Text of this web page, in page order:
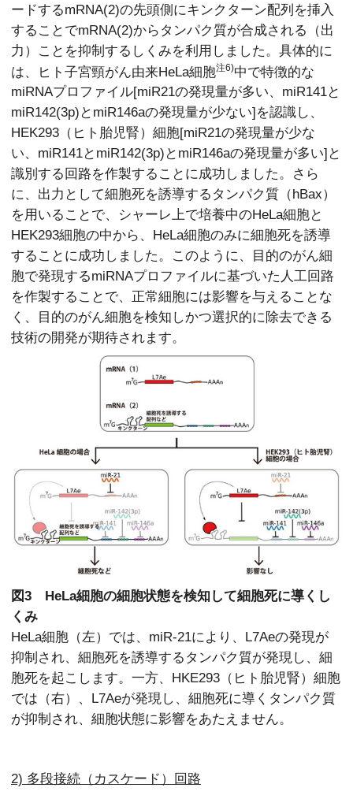
ードするmRNA(2)の先頭側にキンクターン配列を挿入
することでmRNA(2)からタンパク質が合成される（出
力）ことを抑制するしくみを利用しました。具体的に
は、ヒト子宮頸がん由来HeLa細胞注6)中で特徴的な
miRNAプロファイル[miR21の発現量が多い、miR141と
miR142(3p)とmiR146aの発現量が少ない]を認識し、
HEK293（ヒト胎児腎）細胞[miR21の発現量が少な
い、miR141とmiR142(3p)とmiR146aの発現量が多い]と
識別する回路を作製することに成功しました。さら
に、出力として細胞死を誘導するタンパク質（hBax）
を用いることで、シャーレ上で培養中のHeLa細胞と
HEK293細胞の中から、HeLa細胞のみに細胞死を誘導
することに成功しました。このように、目的のがん細
胞で発現するmiRNAプロファイルに基づいた人工回路
を作製することで、正常細胞には影響を与えることな
く、目的のがん細胞を検知しかつ選択的に除去できる
技術の開発が期待されます。
図3 HeLa細胞の細胞状態を検知して細胞死に導くし
くみ
HeLa細胞（左）では、miR-21により、L7Aeの発現が
抑制され、細胞死を誘導するタンパク質が発現し、細
胞死を起こします。一方、HKE293（ヒト胎児腎）細胞
では（右）、L7Aeが発現し、細胞死に導くタンパク質
が抑制され、細胞状態に影響をあたえません。
2) 多段接続（カスケード）回路